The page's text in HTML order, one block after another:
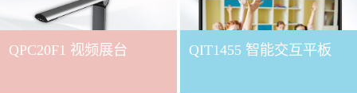
下载QVote授课软件课堂互
动的质量直接影响教学效
果与学生参与度。作为
QPC20F1 视频展台 QIT1455 智能交互平板